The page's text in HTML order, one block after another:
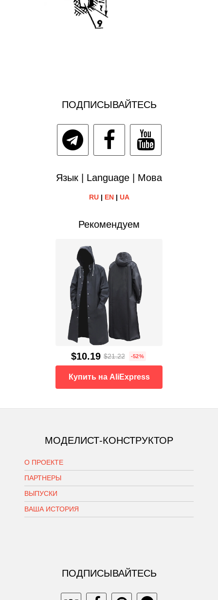
ПОДПИСЫВАЙТЕСЬ
Язык | Language | Мова
RU| EN| UA
Рекомендуем
$10.19 $21.22 -52%
Купить на AliExpress
МОДЕЛИСТ-КОНСТРУКТОР
О ПРОЕКТЕ
ПАРТНЕРЫ
ВЫПУСКИ
ВАША ИСТОРИЯ
ПОДПИСЫВАЙТЕСЬ